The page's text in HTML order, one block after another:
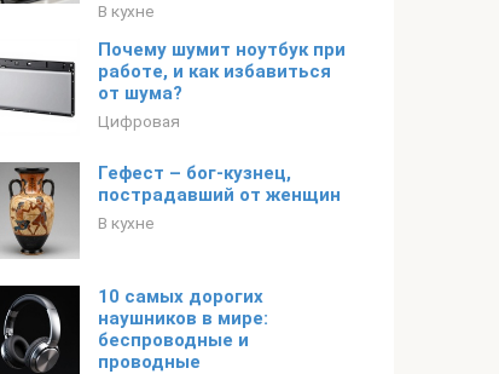
В кухне
Почему шумит ноутбук при
работе, и как избавиться
от шума?
Цифровая
Гефест – бог-кузнец,
пострадавший от женщин
В кухне
10 самых дорогих
наушников в мире:
беспроводные и
проводные